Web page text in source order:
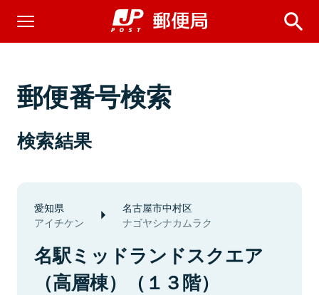
郵便番号検索
検索結果
愛知県
アイチケン
名古屋市中村区
ナゴヤシナカムラク
名駅ミッドランドスクエア
（高層棟）（１３階）